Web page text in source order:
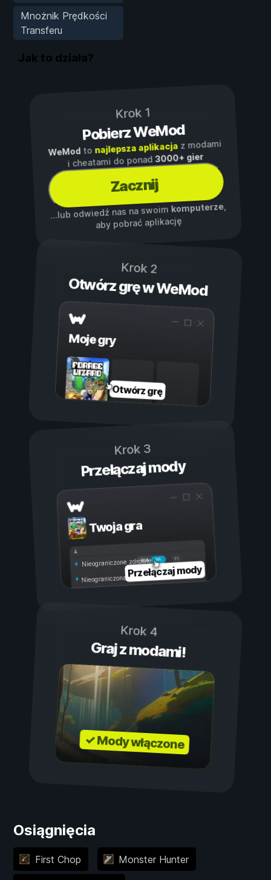
Mnożnik Prędkości
Transferu
Jak to działa?
Krok 1
Pobierz WeMod
WeModto najlepsza aplikacjaz modami
i cheatami do ponad3000+ gier
Zacznij
...lub odwiedź nas na swoim komputerze,
aby pobrać aplikację
Krok 2
Otwórz grę w WeMod
Moje gry
Otwórz grę
Krok 3
Przełączaj mody
Twoja gra
Wł.
Wył.
Nieograniczone zdrowie
Nieograniczona wytrzymałość
Przełączaj mody
Krok 4
Graj z modami!
✓ Mody włączone
Osiągnięcia
First Chop Monster Hunter